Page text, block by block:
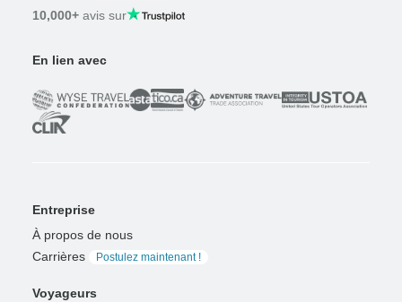
10,000+ avis sur
En lien avec
Entreprise
À propos de nous
Carrières
Postulez maintenant !
Voyageurs